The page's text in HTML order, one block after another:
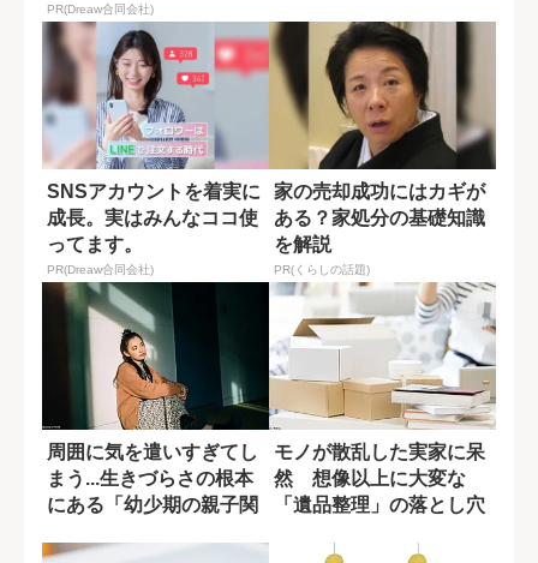
PR(Dreaw合同会社)
SNSアカウントを着実に
成長。実はみんなココ使
ってます。
PR(Dreaw合同会社)
家の売却成功にはカギが
ある？家処分の基礎知識
を解説
PR(くらしの話題)
周囲に気を遣いすぎてし
まう...生きづらさの根本
にある「幼少期の親子関
モノが散乱した実家に呆
然 想像以上に大変な
「遺品整理」の落とし穴